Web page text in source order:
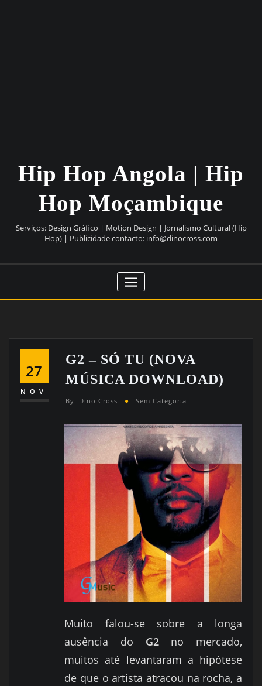
Hip Hop Angola | Hip
Hop Moçambique
Serviços: Design Gráfico | Motion Design | Jornalismo Cultural (Hip
Hop) | Publicidade contacto: info@dinocross.com
27
NOV
G2 – SÓ TU (NOVA
MÚSICA DOWNLOAD)
By Dino Cross Sem Categoria
Muito falou-se sobre a longa
ausência do G2 no mercado,
muitos até levantaram a hipótese
de que o artista atracou na rocha, a